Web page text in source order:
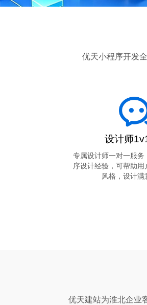
优天小程序开发
设计师
专属设计师一对一服务
序设计经验，可帮助
风格，设计满
优天建站为淮北企业